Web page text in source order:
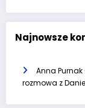
Najnowsze
Anna Purnak
rozmowa z